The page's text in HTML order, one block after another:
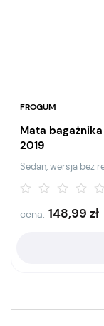
FROGUM
Mata
2019
Sedan, wersja bez
cena: 148,99 zł